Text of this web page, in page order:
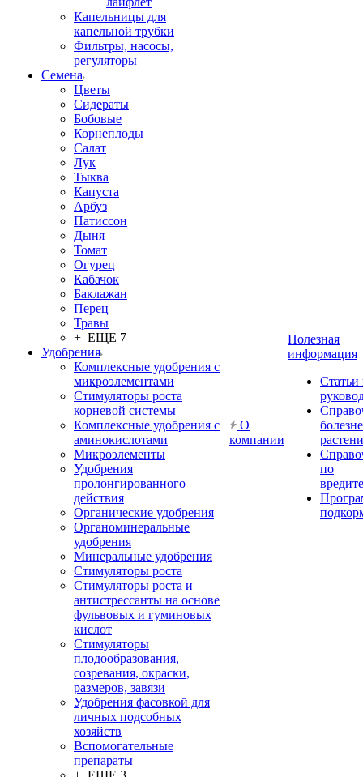
Капельницы для
капельной трубки
Фильтры, насосы,
регуляторы
Семена
Цветы
Сидераты
Бобовые
Корнеплоды
Салат
Лук
Тыква
Капуста
Арбуз
Патиссон
Дыня
Томат
Огурец
Кабачок
Баклажан
Перец
Травы
+ ЕЩЕ 7
Удобрения
Комплексные удобрения с
микроэлементами
Стимуляторы роста
корневой системы
Комплексные удобрения с
аминокислотами
Микроэлементы
Удобрения
пролонгированного
действия
Органические удобрения
Органоминеральные
удобрения
Минеральные удобрения
Стимуляторы роста
Стимуляторы роста и
антистрессанты на основе
фульвовых и гуминовых
кислот
Стимуляторы
плодообразования,
созревания, окраски,
размеров, завязи
Удобрения фасовкой для
личных подсобных
хозяйств
Вспомогательные
препараты
О
компании
Полезная
информация
Статьи
по